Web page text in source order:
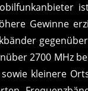
Gewinne
2700 MHz
kleinere